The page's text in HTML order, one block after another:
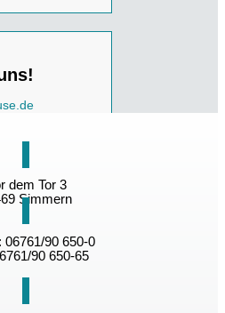
dem Tor 3
Simmern
06761/90 650-0
90 650-65